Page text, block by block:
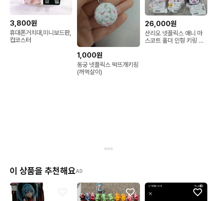
3,800원
휴대폰거치대,미니보드판,
컵코스터
1,000원
동궁 넷플릭스 떡뜨개키링
(꺼먹살이)
26,000원
산리오 넷플릭스 애니 마
스코트 홀더 인형 키링 마
이 상품을 추천해요AD